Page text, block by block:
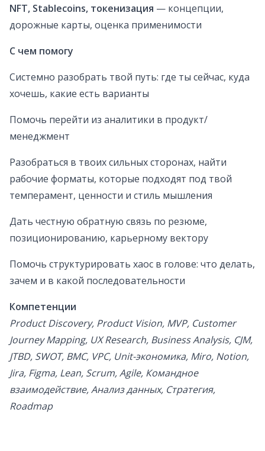
NFT, Stablecoins, токенизация — концепции,
дорожные карты, оценка применимости
С чем помогу
Системно разобрать твой путь: где ты сейчас, куда
хочешь, какие есть варианты
Помочь перейти из аналитики в продукт/
менеджмент
Разобраться в твоих сильных сторонах, найти
рабочие форматы, которые подходят под твой
темперамент, ценности и стиль мышления
Дать честную обратную связь по резюме,
позиционированию, карьерному вектору
Помочь структурировать хаос в голове: что делать,
зачем и в какой последовательности
Компетенции
Product Discovery, Product Vision, MVP, Customer
Journey Mapping, UX Research, Business Analysis, CJM,
JTBD, SWOT, BMC, VPC, Unit-экономика, Miro, Notion,
Jira, Figma, Lean, Scrum, Agile, Командное
взаимодействие, Анализ данных, Стратегия,
Roadmap